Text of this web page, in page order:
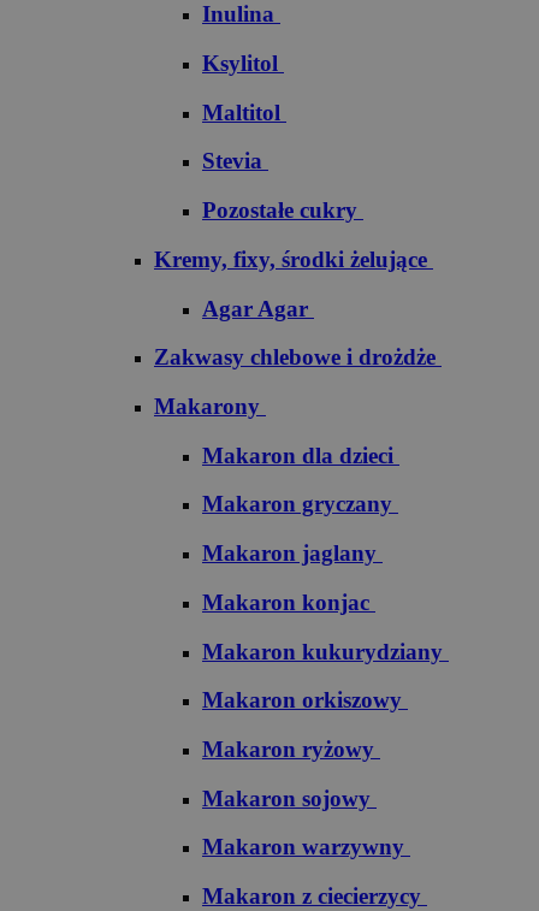
Inulina
Ksylitol
Maltitol
Stevia
Pozostałe cukry
Kremy, fixy, środki żelujące
Agar Agar
Zakwasy chlebowe i drożdże
Makarony
Makaron dla dzieci
Makaron gryczany
Makaron jaglany
Makaron konjac
Makaron kukurydziany
Makaron orkiszowy
Makaron ryżowy
Makaron sojowy
Makaron warzywny
Makaron z ciecierzycy